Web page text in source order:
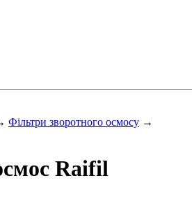
Фільтри зворотного осмосу →
Raifil